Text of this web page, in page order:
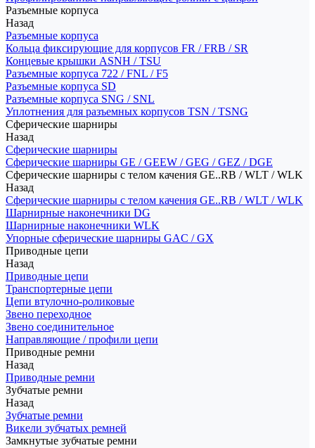
Разъемные корпуса
Назад
Разъемные корпуса
Кольца фиксирующие для корпусов FR / FRB / SR
Концевые крышки ASNH / TSU
Разъемные корпуса 722 / FNL / F5
Разъемные корпуса SD
Разъемные корпуса SNG / SNL
Уплотнения для разъемных корпусов TSN / TSNG
Сферические шарниры
Назад
Сферические шарниры
Сферические шарниры GE / GEEW / GEG / GEZ / DGE
Сферические шарниры с телом качения GE..RB / WLT / WLK
Назад
Сферические шарниры с телом качения GE..RB / WLT / WLK
Шарнирные наконечники DG
Шарнирные наконечники WLK
Упорные сферические шарниры GAC / GX
Приводные цепи
Назад
Приводные цепи
Транспортерные цепи
Цепи втулочно-роликовые
Звено переходное
Звено соединительное
Направляющие / профили цепи
Приводные ремни
Назад
Приводные ремни
Зубчатые ремни
Назад
Зубчатые ремни
Викели зубчатых ремней
Замкнутые зубчатые ремни